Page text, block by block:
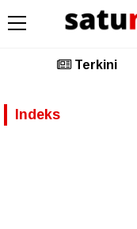
Terkini
Indeks